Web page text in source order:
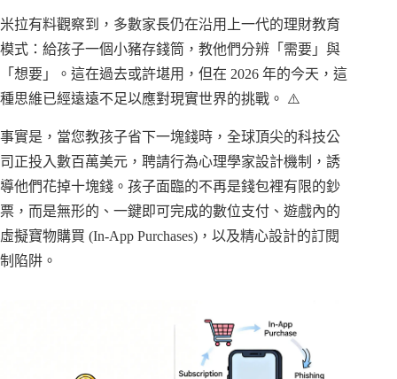
米拉有料觀察到，多數家長仍在沿用上一代的理財教育
模式：給孩子一個小豬存錢筒，教他們分辨「需要」與
「想要」。這在過去或許堪用，但在 2026 年的今天，這
種思維已經遠遠不足以應對現實世界的挑戰。 ⚠️
事實是，當您教孩子省下一塊錢時，全球頂尖的科技公
司正投入數百萬美元，聘請行為心理學家設計機制，誘
導他們花掉十塊錢。孩子面臨的不再是錢包裡有限的鈔
票，而是無形的、一鍵即可完成的數位支付、遊戲內的
虛擬寶物購買 (In-App Purchases)，以及精心設計的訂閱
制陷阱。